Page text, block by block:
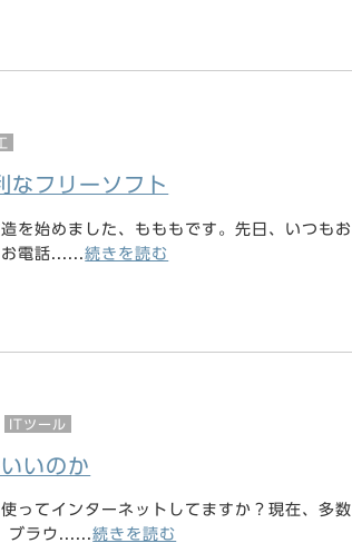
なフリーソフト
を始めました、もももです。先日、いつもお
お電話......続きを読む
ITツール
いのか
ってインターネットしてますか？現在、多数
ブラウ......続きを読む